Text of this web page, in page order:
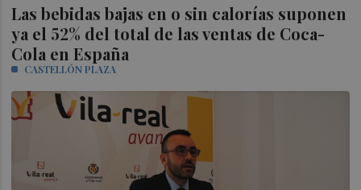
Las bebidas bajas en o sin calorías suponen
ya el 52% del total de las ventas de Coca-
Cola en España
CASTELLÓN PLAZA